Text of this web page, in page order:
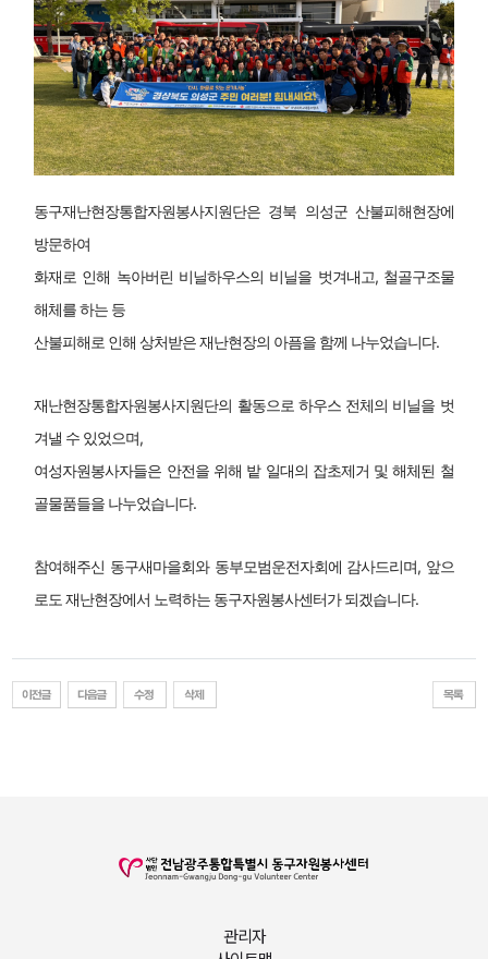
동구재난현장통합자원봉사지원단은 경북 의성군 산불피해현장에
방문하여
화재로 인해 녹아버린 비닐하우스의 비닐을 벗겨내고, 철골구조물
해체를 하는 등
산불피해로 인해 상처받은 재난현장의 아픔을 함께 나누었습니다.
재난현장통합자원봉사지원단의 활동으로 하우스 전체의 비닐을 벗
겨낼 수 있었으며,
여성자원봉사자들은 안전을 위해 밭 일대의 잡초제거 및 해체된 철
골물품들을 나누었습니다.
참여해주신 동구새마을회와 동부모범운전자회에 감사드리며, 앞으
로도 재난현장에서 노력하는 동구자원봉사센터가 되겠습니다.
관리자